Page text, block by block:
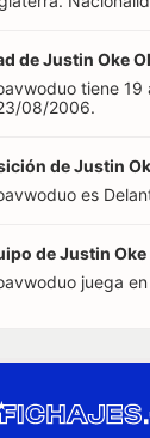
de Justin Oke
tiene 19
08/2006.
de Justin
es
de Justin
juega